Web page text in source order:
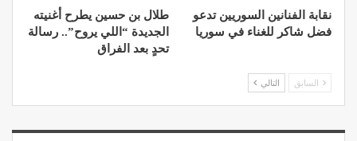
نقابة الفنانين السوريين تدعو
فضل شاكر للغناء في سوريا
طلال بن حسين يطرح أغنيته
الجديدة “اللي يروح”.. رسالة
تحدٍ بعد الفراق
السابق التالي